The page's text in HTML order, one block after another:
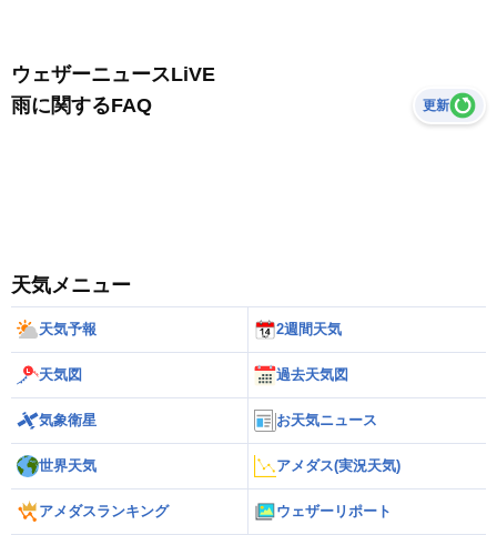
ウェザーニュースLiVE
雨に関するFAQ
更新
天気メニュー
天気予報 2週間天気
天気図 過去天気図
気象衛星 お天気ニュース
世界天気 アメダス(実況天気)
アメダスランキング ウェザーリポート